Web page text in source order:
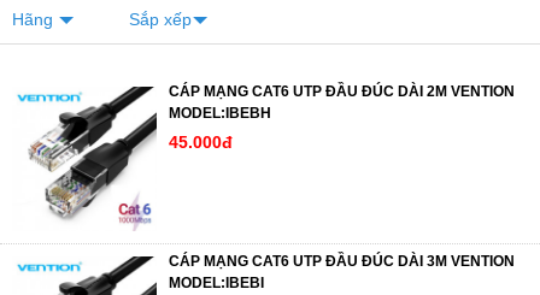
Hãng Sắp xếp
CÁP MẠNG CAT6 UTP ĐẦU ĐÚC DÀI 2M VENTION
MODEL:IBEBH
45.000đ
CÁP MẠNG CAT6 UTP ĐẦU ĐÚC DÀI 3M VENTION
MODEL:IBEBI